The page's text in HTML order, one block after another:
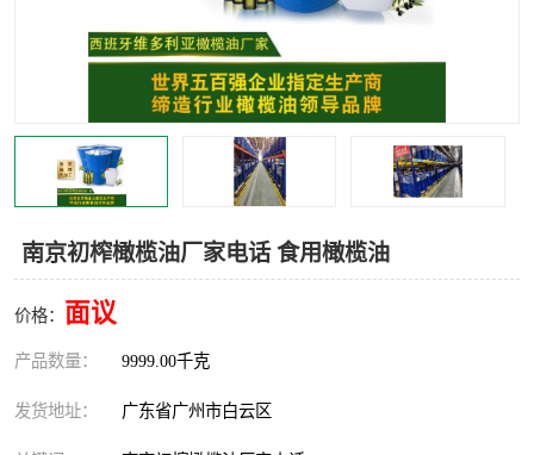
南京初榨橄榄油厂家电话 食用橄榄油
价格： 面议
产品数量： 9999.00千克
发货地址： 广东省广州市白云区